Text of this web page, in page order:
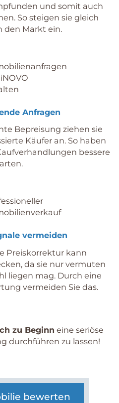
und somit auch
So steigen sie gleich
den Markt ein.
Anfragen
Bepreisung ziehen sie
Käufer an. So haben
bessere
vermeiden
Preiskorrektur kann
da sie nur vermuten
liegen mag. Durch eine
vermeiden Sie das.
zu Beginn eine seriöse
durchführen zu lassen!
bewerten